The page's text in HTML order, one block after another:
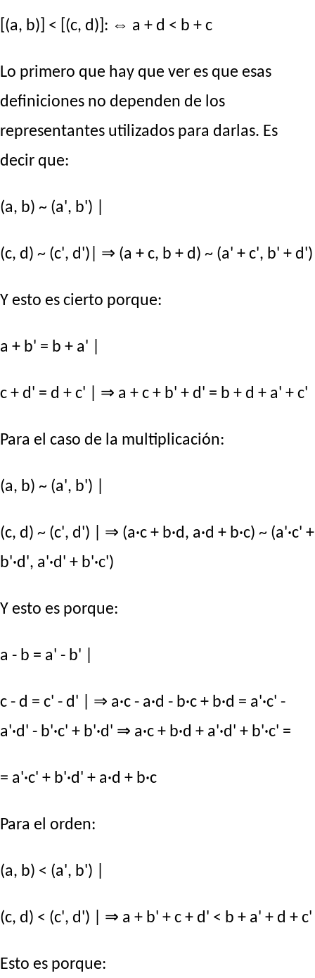
[(a, b)] < [(c, d)]: ⇔ a + d < b + c
Lo primero que hay que ver es que esas
definiciones no dependen de los
representantes utilizados para darlas. Es
decir que:
(a, b) ~ (a', b') |
(c, d) ~ (c', d')| ⇒ (a + c, b + d) ~ (a' + c', b' + d')
Y esto es cierto porque:
a + b' = b + a' |
c + d' = d + c' | ⇒ a + c + b' + d' = b + d + a' + c'
Para el caso de la multiplicación:
(a, b) ~ (a', b') |
(c, d) ~ (c', d') | ⇒ (a·c + b·d, a·d + b·c) ~ (a'·c' +
b'·d', a'·d' + b'·c')
Y esto es porque:
a - b = a' - b' |
c - d = c' - d' | ⇒ a·c - a·d - b·c + b·d = a'·c' -
a'·d' - b'·c' + b'·d' ⇒ a·c + b·d + a'·d' + b'·c' =
= a'·c' + b'·d' + a·d + b·c
Para el orden:
(a, b) < (a', b') |
(c, d) < (c', d') | ⇒ a + b' + c + d' < b + a' + d + c'
Esto es porque: